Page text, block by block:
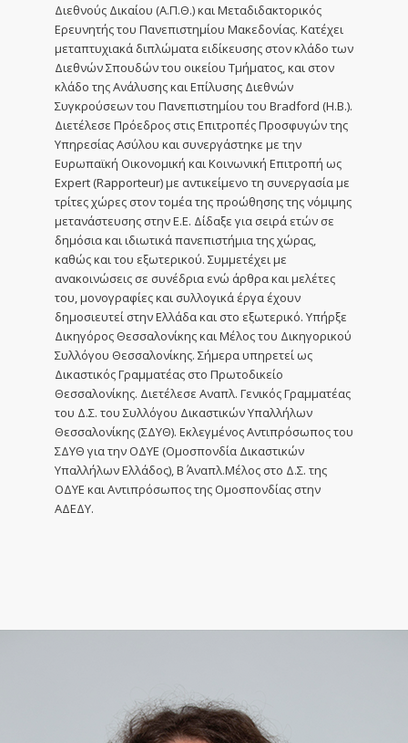
Διεθνούς Δικαίου (Α.Π.Θ.) και Μεταδιδακτορικός
Ερευνητής του Πανεπιστημίου Μακεδονίας. Κατέχει
μεταπτυχιακά διπλώματα ειδίκευσης στον κλάδο των
Διεθνών Σπουδών του οικείου Τμήματος, και στον
κλάδο της Ανάλυσης και Επίλυσης Διεθνών
Συγκρούσεων του Πανεπιστημίου του Bradford (Η.Β.).
Διετέλεσε Πρόεδρος στις Επιτροπές Προσφυγών της
Υπηρεσίας Ασύλου και συνεργάστηκε με την
Ευρωπαϊκή Οικονομική και Κοινωνική Επιτροπή ως
Expert (Rapporteur) με αντικείμενο τη συνεργασία με
τρίτες χώρες στον τομέα της προώθησης της νόμιμης
μετανάστευσης στην Ε.Ε. Δίδαξε για σειρά ετών σε
δημόσια και ιδιωτικά πανεπιστήμια της χώρας,
καθώς και του εξωτερικού. Συμμετέχει με
ανακοινώσεις σε συνέδρια ενώ άρθρα και μελέτες
του, μονογραφίες και συλλογικά έργα έχουν
δημοσιευτεί στην Ελλάδα και στο εξωτερικό. Υπήρξε
Δικηγόρος Θεσσαλονίκης και Μέλος του Δικηγορικού
Συλλόγου Θεσσαλονίκης. Σήμερα υπηρετεί ως
Δικαστικός Γραμματέας στο Πρωτοδικείο
Θεσσαλονίκης. Διετέλεσε Αναπλ. Γενικός Γραμματέας
του Δ.Σ. του Συλλόγου Δικαστικών Υπαλλήλων
Θεσσαλονίκης (ΣΔΥΘ). Εκλεγμένος Αντιπρόσωπος του
ΣΔΥΘ για την ΟΔΥΕ (Ομοσπονδία Δικαστικών
Υπαλλήλων Ελλάδος), Β΄ Αναπλ.Μέλος στο Δ.Σ. της
ΟΔΥΕ και Αντιπρόσωπος της Ομοσπονδίας στην
ΑΔΕΔΥ.